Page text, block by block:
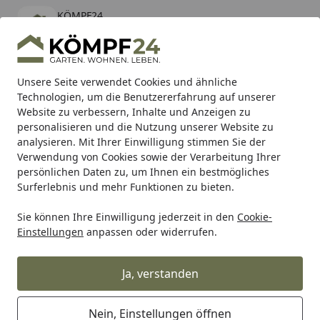
Unsere Seite verwendet Cookies und ähnliche
Technologien, um die Benutzererfahrung auf unserer
Website zu verbessern, Inhalte und Anzeigen zu
personalisieren und die Nutzung unserer Website zu
analysieren. Mit Ihrer Einwilligung stimmen Sie der
Verwendung von Cookies sowie der Verarbeitung Ihrer
persönlichen Daten zu, um Ihnen ein bestmögliches
Surferlebnis und mehr Funktionen zu bieten.
Sie können Ihre Einwilligung jederzeit in den Cookie-
Einstellungen anpassen oder widerrufen.
Ja, verstanden
Nein, Einstellungen öffnen
KÖMPF24
kostenlos - Im App Store
Hotline
Alle Produkte
Mein Konto
Suchen
Karibu Pools inkl. gratis Sandfilteranlage & Pool-
Starterset (Gesamtwert bis 468,99€)
Startseite
Alles für den Garten Gartenbau Terrassenbeläge
OSMO MULTI-DECK BPC-
Terrassendiele Vollprofil
DUNKELBRAUN-genutet oder